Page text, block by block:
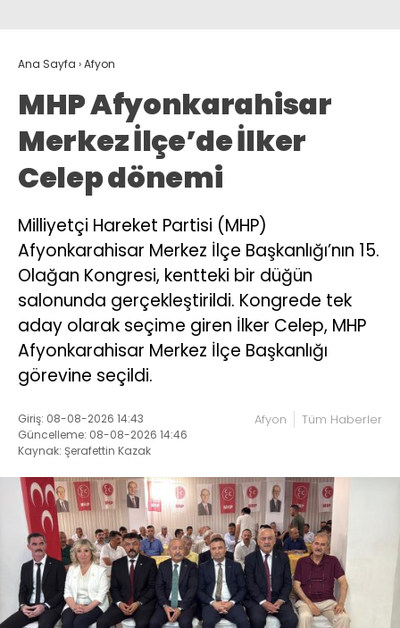
Ana Sayfa ›Afyon
MHP Afyonkarahisar
Merkez İlçe’de İlker
Celep dönemi
Milliyetçi Hareket Partisi (MHP)
Afyonkarahisar Merkez İlçe Başkanlığı’nın 15.
Olağan Kongresi, kentteki bir düğün
salonunda gerçekleştirildi. Kongrede tek
aday olarak seçime giren İlker Celep, MHP
Afyonkarahisar Merkez İlçe Başkanlığı
görevine seçildi.
Giriş: 08-08-2026 14:43
Güncelleme: 08-08-2026 14:46
Kaynak: Şerafettin Kazak
Afyon Tüm Haberler